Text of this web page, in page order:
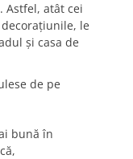
Astfel, atât cei
le
și casa de
de pe
bună în